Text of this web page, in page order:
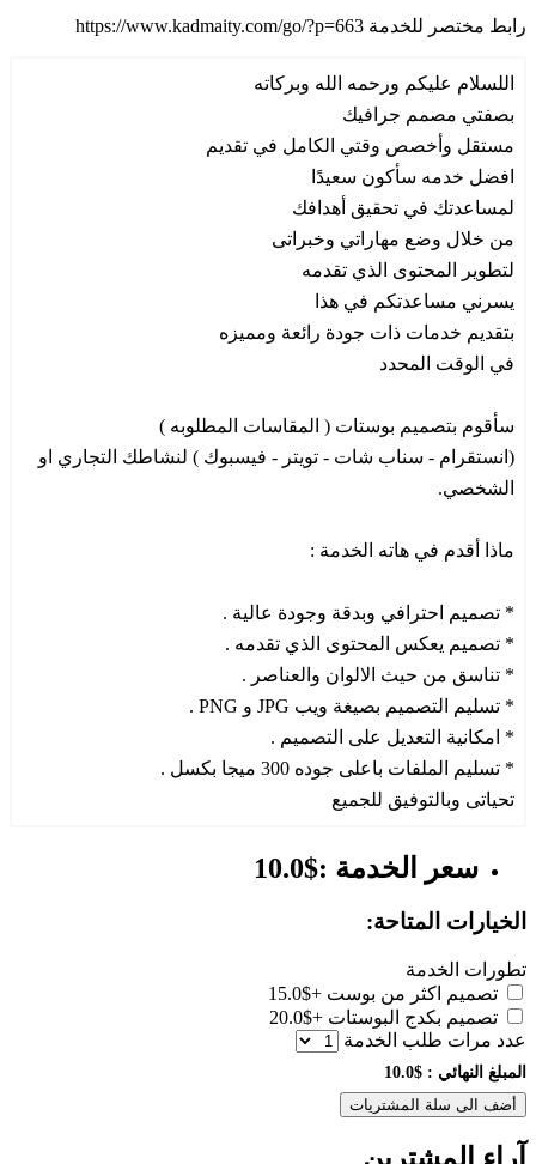
رابط مختصر للخدمة https://www.kadmaity.com/go/?p=663
اللسلام عليكم ورحمه الله وبركاته
بصفتي مصمم جرافيك
مستقل وأخصص وقتي الكامل في تقديم
افضل خدمه سأكون سعيدًا
لمساعدتك في تحقيق أهدافك
من خلال وضع مهاراتي وخبراتى
لتطوير المحتوى الذي تقدمه
يسرني مساعدتكم في هذا
بتقديم خدمات ذات جودة رائعة ومميزه
في الوقت المحدد
سأقوم بتصميم بوستات ( المقاسات المطلوبه )
(انستقرام - سناب شات - تويتر - فيسبوك ) لنشاطك التجاري او
الشخصي.
ماذا أقدم في هاته الخدمة :
* تصميم احترافي وبدقة وجودة عالية .
* تصميم يعكس المحتوى الذي تقدمه .
* تناسق من حيث الالوان والعناصر .
* تسليم التصميم بصيغة ويب JPG و PNG .
* امكانية التعديل على التصميم .
* تسليم الملفات باعلى جوده 300 ميجا بكسل .
تحياتى وبالتوفيق للجميع
سعر الخدمة :$10.0
الخيارات المتاحة:
تطورات الخدمة
تصميم اكثر من بوست +$15.0
تصميم بكدج البوستات +$20.0
عدد مرات طلب الخدمة
المبلغ النهائي : $10.0
أضف الى سلة المشتريات
آراء المشترين